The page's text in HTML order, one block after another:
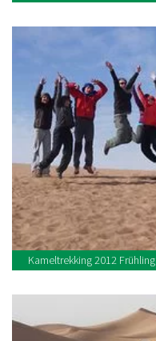
Kameltrekking 2012 Frühling